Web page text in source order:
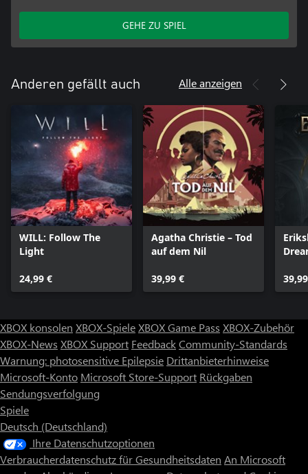
GEHE ZU SPIEL
Anderen gefällt auch Alle anzeigen
WILL: Follow The
Light
24,99 €
Agatha Christie – Tod
auf dem Nil
39,99 €
XBOX konsolen XBOX-SpieleXBOX Game Pass XBOX-Zubehör
XBOX-News XBOX Support FeedbackCommunity-Standards
Warnung: photosensitive Epilepsie Drittanbieterhinweise
Microsoft-Konto Microsoft Store-Support Rückgaben
Sendungsverfolgung
Spiele
Deutsch (Deutschland)
Ihre Datenschutzoptionen
Verbraucherdatenschutz für Gesundheitsdaten An Microsoft